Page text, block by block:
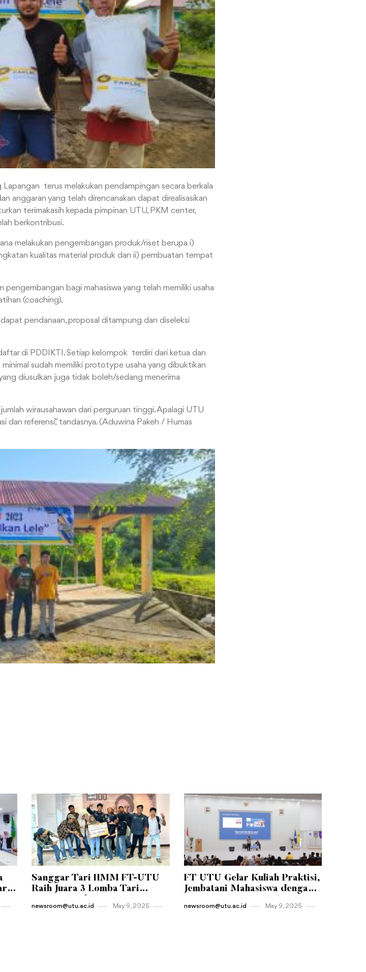
terus melakukan pendampingan secara berkala
anggaran yang telah direncanakan dapat direalisasikan
terimakasih kepada pimpinan UTU, PKM center,
berkontribusi.
melakukan pengembangan produk/riset berupa i)
kualitas material produk dan ii) pembuatan tempat
bagi mahasiswa yang telah memiliki usaha
(coaching).
pendanaan, proposal ditampung dan diseleksi
di PDDIKTI. Setiap kelompok terdiri dari ketua dan
sudah memiliki prototype usaha yang dibuktikan
diusulkan juga tidak boleh/sedang menerima
wirausahawan dari perguruan tinggi. Apalagi UTU
dan referensi,” tandasnya. (Aduwina Pakeh / Humas
Sanggar Tari HMM FT-UTU
Raih Juara 3 Lomba Tari
newsroom@utu.ac.id May 9 , 2025
FT UTU Gelar Kuliah Praktisi,
Jembatani Mahasiswa dengan
newsroom@utu.ac.id May 9 , 2025